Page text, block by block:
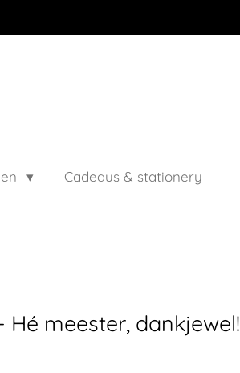
Cadeaus & stationery
meester, dankjewel!